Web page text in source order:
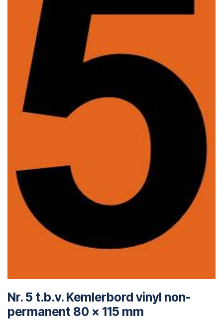
Nr. 5 t.b.v. Kemlerbord vinyl non-
permanent 80 x 115 mm